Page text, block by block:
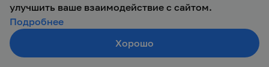
© 2019 — 2026 ООО Талант-М
улучшить ваше взаимодействие с сайтом.
Подробнее
Хорошо